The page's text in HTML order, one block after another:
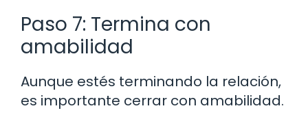
Paso 7: Termina con
amabilidad
Aunque estés terminando la relación,
es importante cerrar con amabilidad.